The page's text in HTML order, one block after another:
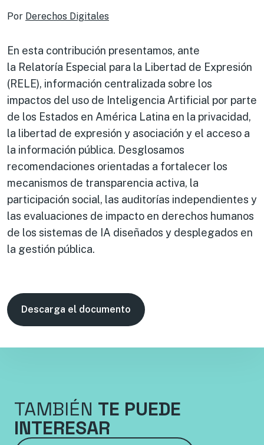
Por Derechos Digitales
En esta contribución presentamos, ante
la Relatoría Especial para la Libertad de Expresión
(RELE), información centralizada sobre los
impactos del uso de Inteligencia Artificial por parte
de los Estados en América Latina en la privacidad,
la libertad de expresión y asociación y el acceso a
la información pública. Desglosamos
recomendaciones orientadas a fortalecer los
mecanismos de transparencia activa, la
participación social, las auditorías independientes y
las evaluaciones de impacto en derechos humanos
de los sistemas de IA diseñados y desplegados en
la gestión pública.
Descarga el documento
TAMBIÉN TE PUEDE
INTERESAR